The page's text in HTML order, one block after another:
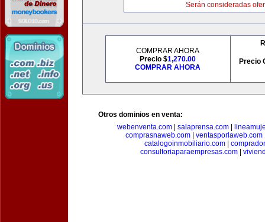
Serán consideradas
COMPRAR AHORA
Precio $1,270.00
COMPRAR AHORA
Precio
Otros dominios en venta:
webenventa.com
salaprensa.com
comprasnaweb.com
ventasporlaweb.com
catalogoinmobiliario.com|
consultoriaparaempresas.com|